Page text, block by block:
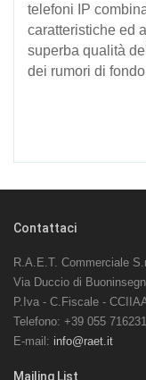
telefoni IP
caratteristiche ed
superba qualità
dei rumori di
Contattaci
R.A.E.T. Commerciale
Via Duccio di
P.Iva - C.Fiscale -
Telefono: +39 055
E-mail: info@raet.it
Mailing List